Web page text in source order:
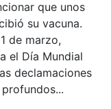
que unos
su vacuna.
de marzo,
el Día Mundial
declamaciones